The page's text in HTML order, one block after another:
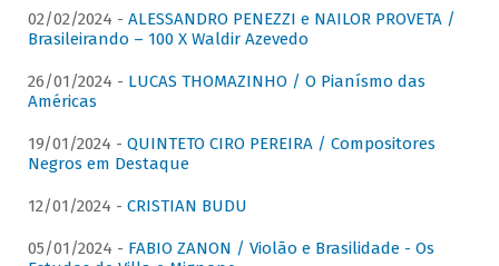
02/02/2024 - ALESSANDRO PENEZZI e NAILOR PROVETA /
Brasileirando – 100 X Waldir Azevedo
26/01/2024 - LUCAS THOMAZINHO / O Pianísmo das
Américas
19/01/2024 - QUINTETO CIRO PEREIRA / Compositores
Negros em Destaque
12/01/2024 - CRISTIAN BUDU
05/01/2024 - FABIO ZANON / Violão e Brasilidade - Os